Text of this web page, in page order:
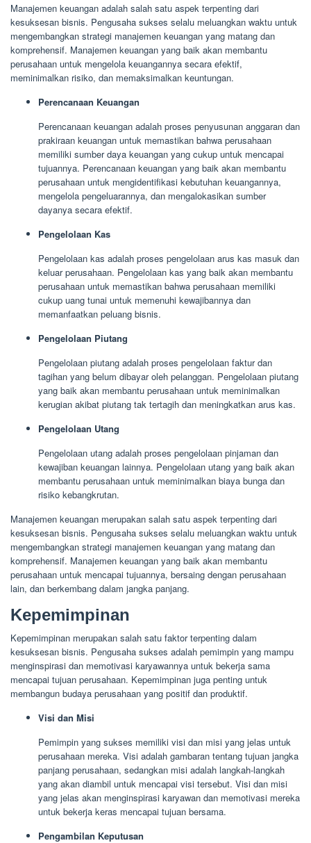
Manajemen keuangan adalah salah satu aspek terpenting dari
kesuksesan bisnis. Pengusaha sukses selalu meluangkan waktu untuk
mengembangkan strategi manajemen keuangan yang matang dan
komprehensif. Manajemen keuangan yang baik akan membantu
perusahaan untuk mengelola keuangannya secara efektif,
meminimalkan risiko, dan memaksimalkan keuntungan.
Perencanaan Keuangan
Perencanaan keuangan adalah proses penyusunan anggaran dan
prakiraan keuangan untuk memastikan bahwa perusahaan
memiliki sumber daya keuangan yang cukup untuk mencapai
tujuannya. Perencanaan keuangan yang baik akan membantu
perusahaan untuk mengidentifikasi kebutuhan keuangannya,
mengelola pengeluarannya, dan mengalokasikan sumber
dayanya secara efektif.
Pengelolaan Kas
Pengelolaan kas adalah proses pengelolaan arus kas masuk dan
keluar perusahaan. Pengelolaan kas yang baik akan membantu
perusahaan untuk memastikan bahwa perusahaan memiliki
cukup uang tunai untuk memenuhi kewajibannya dan
memanfaatkan peluang bisnis.
Pengelolaan Piutang
Pengelolaan piutang adalah proses pengelolaan faktur dan
tagihan yang belum dibayar oleh pelanggan. Pengelolaan piutang
yang baik akan membantu perusahaan untuk meminimalkan
kerugian akibat piutang tak tertagih dan meningkatkan arus kas.
Pengelolaan Utang
Pengelolaan utang adalah proses pengelolaan pinjaman dan
kewajiban keuangan lainnya. Pengelolaan utang yang baik akan
membantu perusahaan untuk meminimalkan biaya bunga dan
risiko kebangkrutan.
Manajemen keuangan merupakan salah satu aspek terpenting dari
kesuksesan bisnis. Pengusaha sukses selalu meluangkan waktu untuk
mengembangkan strategi manajemen keuangan yang matang dan
komprehensif. Manajemen keuangan yang baik akan membantu
perusahaan untuk mencapai tujuannya, bersaing dengan perusahaan
lain, dan berkembang dalam jangka panjang.
Kepemimpinan
Kepemimpinan merupakan salah satu faktor terpenting dalam
kesuksesan bisnis. Pengusaha sukses adalah pemimpin yang mampu
menginspirasi dan memotivasi karyawannya untuk bekerja sama
mencapai tujuan perusahaan. Kepemimpinan juga penting untuk
membangun budaya perusahaan yang positif dan produktif.
Visi dan Misi
Pemimpin yang sukses memiliki visi dan misi yang jelas untuk
perusahaan mereka. Visi adalah gambaran tentang tujuan jangka
panjang perusahaan, sedangkan misi adalah langkah-langkah
yang akan diambil untuk mencapai visi tersebut. Visi dan misi
yang jelas akan menginspirasi karyawan dan memotivasi mereka
untuk bekerja keras mencapai tujuan bersama.
Pengambilan Keputusan